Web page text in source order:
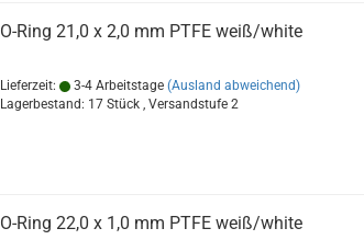
O-Ring 21,0 x 2,0 mm PTFE weiß/white
Lieferzeit: 3-4 Arbeitstage (Ausland abweichend)
Lagerbestand: 17 Stück , Versandstufe 2
O-Ring 22,0 x 1,0 mm PTFE weiß/white